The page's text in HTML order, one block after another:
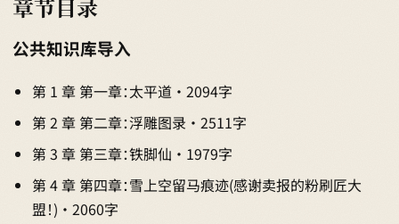
章节目录
公共知识库导入
第 1 章 第一章：太平道 · 2094字
第 2 章 第二章：浮雕图录 · 2511字
第 3 章 第三章：铁脚仙 · 1979字
第 4 章 第四章：雪上空留马痕迹(感谢卖报的粉刷匠大
盟！) · 2060字